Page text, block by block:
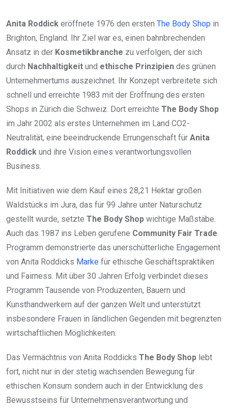
Anita Roddick eröffnete 1976 den ersten The Body Shop in
Brighton, England. Ihr Ziel war es, einen bahnbrechenden
Ansatz in der Kosmetikbranche zu verfolgen, der sich
durch Nachhaltigkeit und ethische Prinzipien des grünen
Unternehmertums auszeichnet. Ihr Konzept verbreitete sich
schnell und erreichte 1983 mit der Eröffnung des ersten
Shops in Zürich die Schweiz. Dort erreichte The Body Shop
im Jahr 2002 als erstes Unternehmen im Land CO2-
Neutralität, eine beeindruckende Errungenschaft für Anita
Roddick und ihre Vision eines verantwortungsvollen
Business.
Mit Initiativen wie dem Kauf eines 28,21 Hektar großen
Waldstücks im Jura, das für 99 Jahre unter Naturschutz
gestellt wurde, setzte The Body Shop wichtige Maßstäbe.
Auch das 1987 ins Leben gerufene Community Fair Trade
Programm demonstrierte das unerschütterliche Engagement
von Anita Roddicks Marke für ethische Geschäftspraktiken
und Fairness. Mit über 30 Jahren Erfolg verbindet dieses
Programm Tausende von Produzenten, Bauern und
Kunsthandwerkern auf der ganzen Welt und unterstützt
insbesondere Frauen in ländlichen Gegenden mit begrenzten
wirtschaftlichen Möglichkeiten.
Das Vermächtnis von Anita Roddicks The Body Shop lebt
fort, nicht nur in der stetig wachsenden Bewegung für
ethischen Konsum sondern auch in der Entwicklung des
Bewusstseins für Unternehmensverantwortung und